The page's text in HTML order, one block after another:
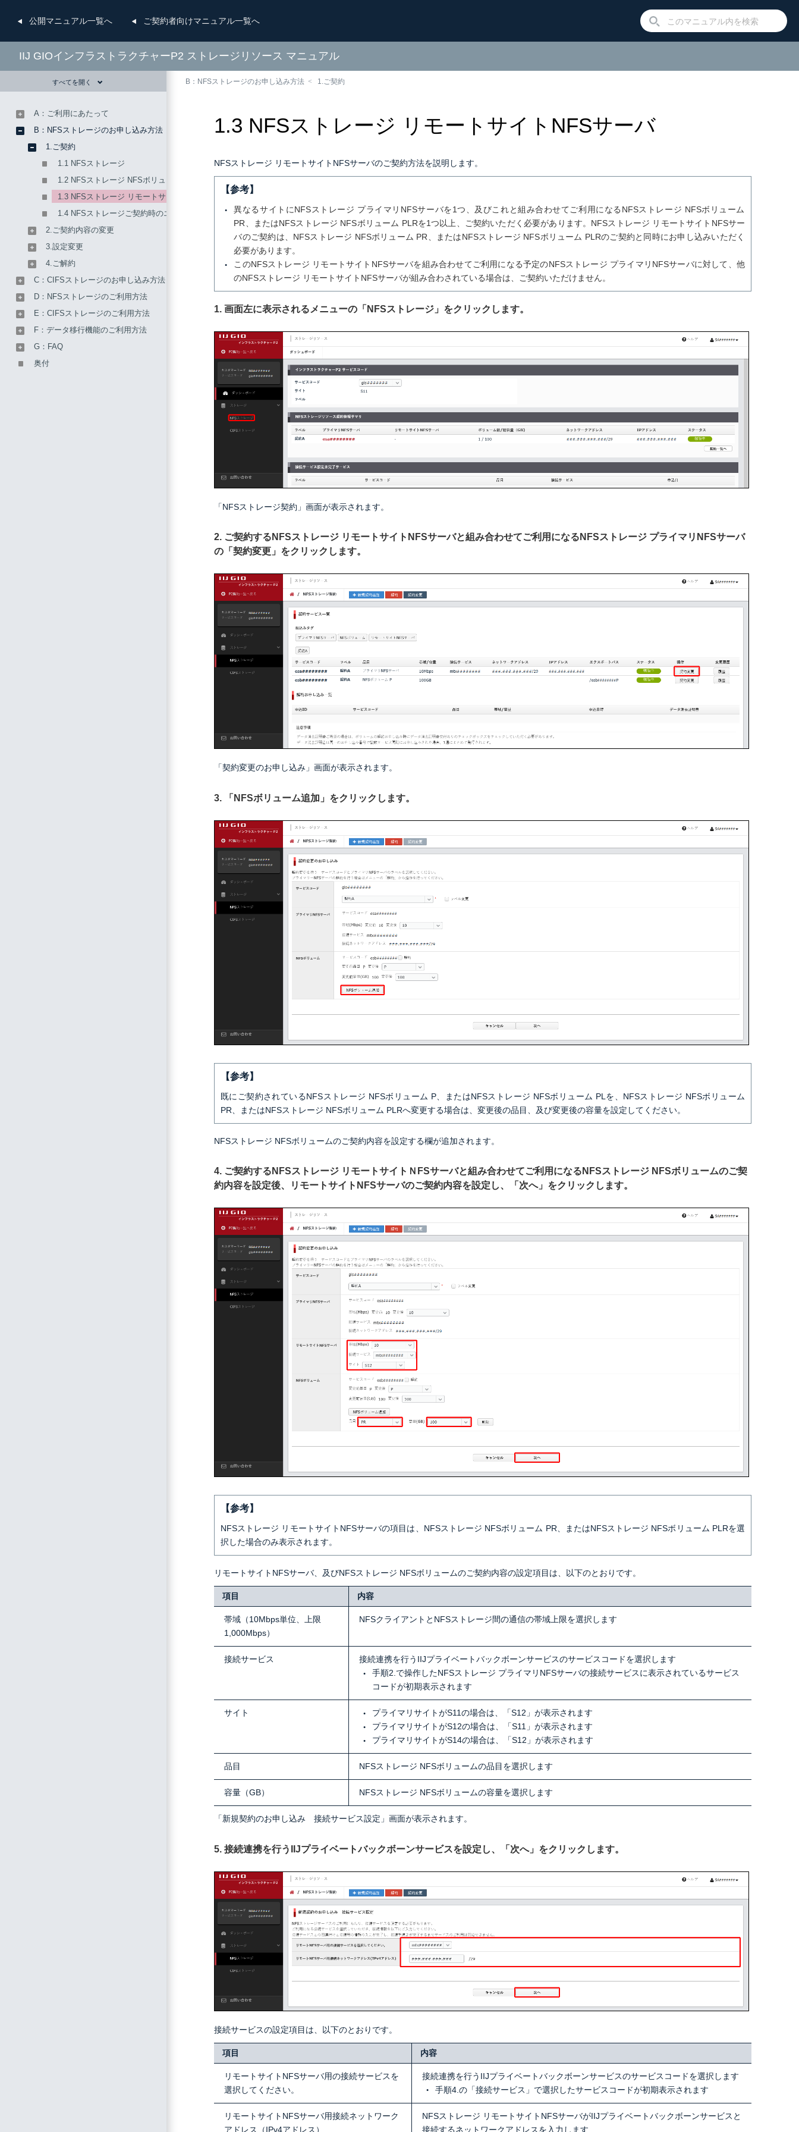
公開マニュアル一覧へ ご契約者向けマニュアル一覧へ
IIJ GIOインフラストラクチャーP2 ストレージリソース マニュアル
B：NFSストレージのお申し込み方法 1.ご契約
1.3 NFSストレージ リモートサイトNFSサーバ
NFSストレージ リモートサイトNFSサーバのご契約方法を説明します。
【参考】
異なるサイトにNFSストレージ プライマリNFSサーバを1つ、及びこれと組み合わせてご利用になるNFSストレージ NFSボリューム
PR、またはNFSストレージ NFSボリューム PLRを1つ以上、ご契約いただく必要があります。NFSストレージ リモートサイトNFSサー
バのご契約は、NFSストレージ NFSボリューム PR、またはNFSストレージ NFSボリューム PLRのご契約と同時にお申し込みいただく
必要があります。
このNFSストレージ リモートサイトNFSサーバを組み合わせてご利用になる予定のNFSストレージ プライマリNFSサーバに対して、他
のNFSストレージ リモートサイトNFSサーバが組み合わされている場合は、ご契約いただけません。
1. 画面左に表示されるメニューの「NFSストレージ」をクリックします。
「NFSストレージ契約」画面が表示されます。
2. ご契約するNFSストレージ リモートサイトNFSサーバと組み合わせてご利用になるNFSストレージ プライマリNFSサーバ
の「契約変更」をクリックします。
「契約変更のお申し込み」画面が表示されます。
3. 「NFSボリューム追加」をクリックします。
【参考】
既にご契約されているNFSストレージ NFSボリューム P、またはNFSストレージ NFSボリューム PLを、NFSストレージ NFSボリューム
PR、またはNFSストレージ NFSボリューム PLRへ変更する場合は、変更後の品目、及び変更後の容量を設定してください。
NFSストレージ NFSボリュームのご契約内容を設定する欄が追加されます。
4. ご契約するNFSストレージ リモートサイトＮFSサーバと組み合わせてご利用になるNFSストレージ NFSボリュームのご契
約内容を設定後、リモートサイトNFSサーバのご契約内容を設定し、「次へ」をクリックします。
【参考】
NFSストレージ リモートサイトNFSサーバの項目は、NFSストレージ NFSボリューム PR、またはNFSストレージ NFSボリューム PLRを選
択した場合のみ表示されます。
リモートサイトNFSサーバ、及びNFSストレージ NFSボリュームのご契約内容の設定項目は、以下のとおりです。
項目 内容
帯域（10Mbps単位、上限
1,000Mbps）
NFSクライアントとNFSストレージ間の通信の帯域上限を選択します
接続サービス
接続連携を行うIIJプライベートバックボーンサービスのサービスコードを選択します
手順2.で操作したNFSストレージ プライマリNFSサーバの接続サービスに表示されているサービス
コードが初期表示されます
サイト
プライマリサイトがS11の場合は、「S12」が表示されます
プライマリサイトがS12の場合は、「S11」が表示されます
プライマリサイトがS14の場合は、「S12」が表示されます
品目 NFSストレージ NFSボリュームの品目を選択します
容量（GB） NFSストレージ NFSボリュームの容量を選択します
「新規契約のお申し込み 接続サービス設定」画面が表示されます。
5. 接続連携を行うIIJプライベートバックボーンサービスを設定し、「次へ」をクリックします。
接続サービスの設定項目は、以下のとおりです。
項目 内容
リモートサイトNFSサーバ用の接続サービスを
選択してください。
接続連携を行うIIJプライベートバックボーンサービスのサービスコードを選択します
手順4.の「接続サービス」で選択したサービスコードが初期表示されます
リモートサイトNFSサーバ用接続ネットワーク
アドレス（IPv4アドレス）
NFSストレージ リモートサイトNFSサーバがIIJプライベートバックボーンサービスと
接続するネットワークアドレスを入力します
すべてを開く
A：ご利用にあたって
B：NFSストレージのお申し込み方法
1.ご契約
1.1 NFSストレージ
1.2 NFSストレージ NFSボリューム
1.3 NFSストレージ リモートサイトNFSサーバ
1.4 NFSストレージご契約時のエラーへの対応
2.ご契約内容の変更
3.設定変更
4.ご解約
C：CIFSストレージのお申し込み方法
D：NFSストレージのご利用方法
E：CIFSストレージのご利用方法
F：データ移行機能のご利用方法
G：FAQ
奥付